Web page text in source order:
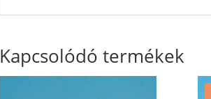
Kapcsolódó termékek